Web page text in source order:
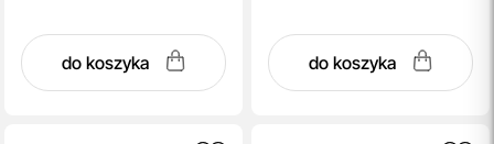
do koszyka do koszyka